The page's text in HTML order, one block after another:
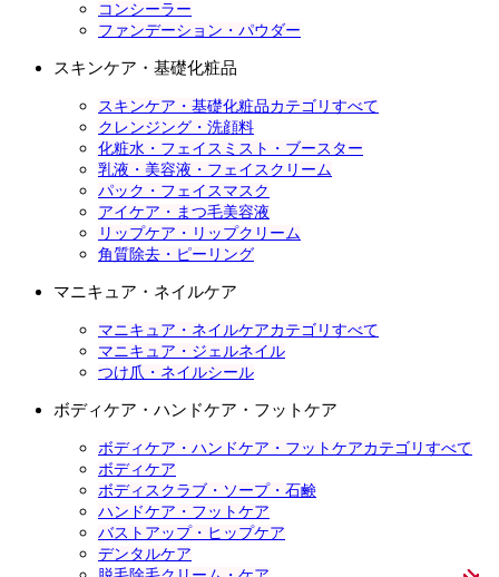
コンシーラー
ファンデーション・パウダー
スキンケア・基礎化粧品
スキンケア・基礎化粧品カテゴリすべて
クレンジング・洗顔料
化粧水・フェイスミスト・ブースター
乳液・美容液・フェイスクリーム
パック・フェイスマスク
アイケア・まつ毛美容液
リップケア・リップクリーム
角質除去・ピーリング
マニキュア・ネイルケア
マニキュア・ネイルケアカテゴリすべて
マニキュア・ジェルネイル
つけ爪・ネイルシール
ボディケア・ハンドケア・フットケア
ボディケア・ハンドケア・フットケアカテゴリすべて
ボディケア
ボディスクラブ・ソープ・石鹸
ハンドケア・フットケア
バストアップ・ヒップケア
デンタルケア